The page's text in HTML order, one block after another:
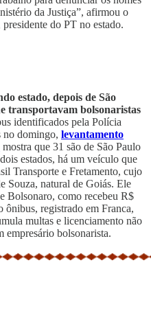
da Justiça”, afirmou o
presidente do PT no estado.
estado, depois de São
transportavam bolsonaristas
identificados pela Polícia
no domingo, levantamento
mostra que 31 são de São Paulo
estados, há um veículo que
Transporte e Fretamento, cujo
Souza, natural de Goiás. Ele
Bolsonaro, como recebeu R$
registrado em Franca,
multas e licenciamento não
empresário bolsonarista.